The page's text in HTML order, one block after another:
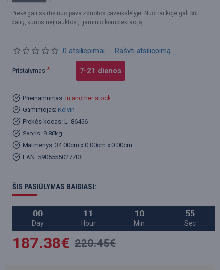
Prekė gali skirtis nuo pavaizduotos paveikslėlyje. Nuotraukoje gali būti
dalių, kurios neįtrauktos į gaminio komplektaciją.
Prieinamumas: In another stock
Gamintojas: Kelvin
Prekės kodas: L_86466
Svoris: 9.80kg
Matmenys: 34.00cm x 0.00cm x 0.00cm
EAN: 5905555027708
0 atsiliepimai. - Rašyti atsiliepimą
ŠIS PASIŪLYMAS BAIGIASI:
00
Day
11
Hour
10
Min
55
Sec
187.38€ 220.45€
Pristatymas 7-21 dienos